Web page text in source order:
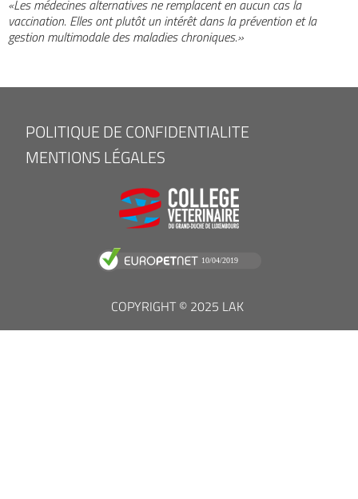
«Les médecines alternatives ne remplacent en aucun cas la
vaccination. Elles ont plutôt un intérêt dans la prévention et la
gestion multimodale des maladies chroniques.»
FOOTER
MENU
POLITIQUE DE CONFIDENTIALITE
MENTIONS LÉGALES
COPYRIGHT © 2025 LAK